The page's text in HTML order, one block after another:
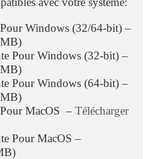
Pour Windows (32/64-bit) –
Pour Windows (32-bit) –
Pour Windows (64-bit) –
Pour MacOS – Télécharger
Pour MacOS –